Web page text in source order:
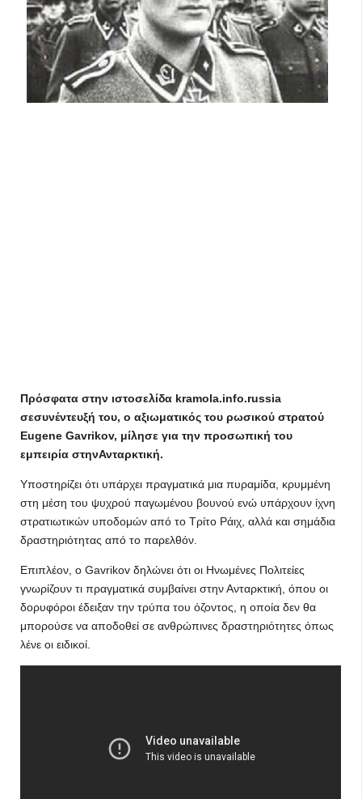
Πρόσφατα στην ιστοσελίδα kramola.info.russia
σεσυνέντευξή του, ο αξιωματικός του ρωσικού στρατού
Eugene Gavrikov, μίλησε για την προσωπική του
εμπειρία στηνΑνταρκτική.
Υποστηρίζει ότι υπάρχει πραγματικά μια πυραμίδα, κρυμμένη
στη μέση του ψυχρού παγωμένου βουνού ενώ υπάρχουν ίχνη
στρατιωτικών υποδομών από το Τρίτο Ράιχ, αλλά και σημάδια
δραστηριότητας από το παρελθόν.
Επιπλέον, ο Gavrikov δηλώνει ότι οι Ηνωμένες Πολιτείες
γνωρίζουν τι πραγματικά συμβαίνει στην Ανταρκτική, όπου οι
δορυφόροι έδειξαν την τρύπα του όζοντος, η οποία δεν θα
μπορούσε να αποδοθεί σε ανθρώπινες δραστηριότητες όπως
λένε οι ειδικοί.